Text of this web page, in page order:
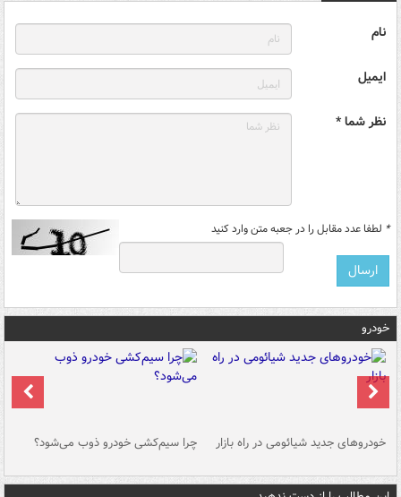
نام
ایمیل
نظر شما *
* لطفا عدد مقابل را در جعبه متن وارد کنید
خودرو
خودروهای جدید شیائومی در راه بازار چرا سیم‌کشی خودرو ذوب می‌شود؟